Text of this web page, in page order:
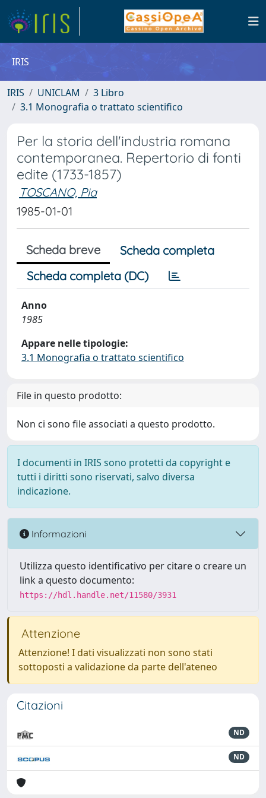
IRIS
IRIS UNICLAM
3 Libro
3.1 Monografia o trattato scientifico
Per la storia dell'industria romana
contemporanea. Repertorio di fonti
edite (1733-1857)
TOSCANO, Pia
1985-01-01
Scheda breve
Scheda completa
Scheda completa (DC)
Anno
1985
Appare nelle tipologie:
3.1 Monografia o trattato scientifico
File in questo prodotto:
Non ci sono file associati a questo prodotto.
I documenti in IRIS sono protetti da copyright e
tutti i diritti sono riservati, salvo diversa
indicazione.
Informazioni
Utilizza questo identificativo per citare o creare un
link a questo documento:
https://hdl.handle.net/11580/3931
Attenzione
Attenzione! I dati visualizzati non sono stati
sottoposti a validazione da parte dell'ateneo
Citazioni
ND
ND